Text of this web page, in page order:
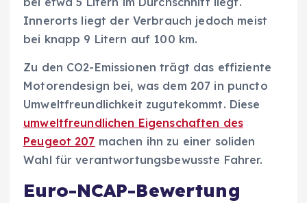
Innerorts liegt der Verbrauch jedoch meist
bei knapp 9 Litern auf 100 km.
Zu den CO2-Emissionen trägt das effiziente
Motorendesign bei, was dem 207 in puncto
Umweltfreundlichkeit zugutekommt. Diese
umweltfreundlichen Eigenschaften des
Peugeot 207 machen ihn zu einer soliden
Wahl für verantwortungsbewusste Fahrer.
Euro-NCAP-Bewertung